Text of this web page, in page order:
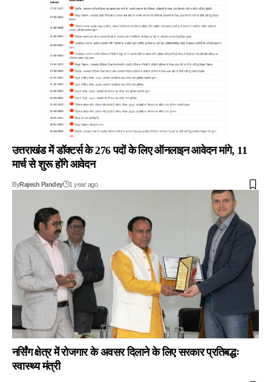
उत्तराखंड में डॉक्टर्स के 276 पदों के लिए ऑनलाइन आवेदन मांगे, 11
मार्च से शुरू होंगे आवेदन
ByRajesh Pandey 1 year ago
नर्सिंग क्षेत्र में रोजगार के अवसर दिलाने के लिए सरकार प्रतिबद्धः
स्वास्थ्य मंत्री